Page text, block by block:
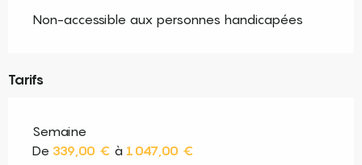
Non-accessible aux personnes handicapées
Tarifs
Semaine
De 339,00 € à 1 047,00 €